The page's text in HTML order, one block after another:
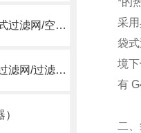
中效箱式过滤网/预过滤箱式过滤网/空调箱中效过滤网
抛弃式过滤网/抛弃式空气过滤网/过滤送风口/一体式过滤箱
采
袋
境
有
二